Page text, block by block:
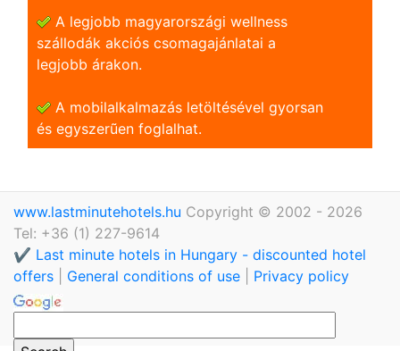
A legjobb magyarországi wellness
szállodák akciós csomagajánlatai a
legjobb árakon.
A mobilalkalmazás letöltésével gyorsan
és egyszerũen foglalhat.
www.lastminutehotels.hu Copyright © 2002 - 2026
Tel: +36 (1) 227-9614
✔️ Last minute hotels in Hungary - discounted hotel
offers
General conditions of use Privacy policy